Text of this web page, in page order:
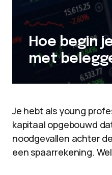
Hoe begin
met
Je hebt als young
kapitaal opgebouwd
noodgevallen achter
een spaarrekening.